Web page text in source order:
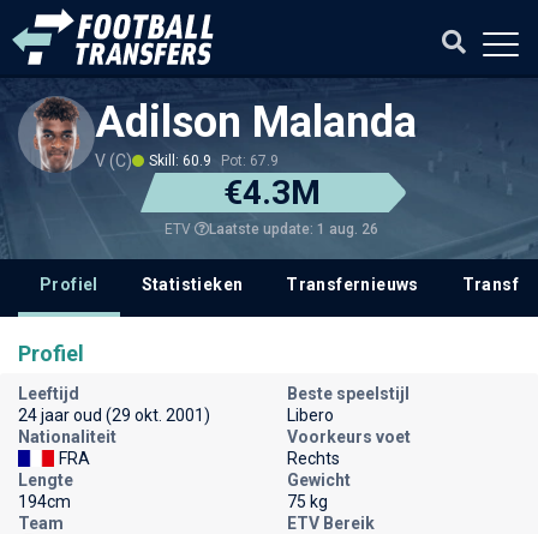
Adilson Malanda
V (C) Skill: 60.9 Pot: 67.9
€4.3M
ETV Laatste update: 1 aug. 26
Profiel Statistieken Transfernieuws
Profiel
Leeftijd
24 jaar oud (29 okt. 2001)
Beste speelstijl
Libero
Nationaliteit
FRA
Voorkeurs voet
Rechts
Lengte
194cm
Gewicht
75 kg
Team
ETV Bereik